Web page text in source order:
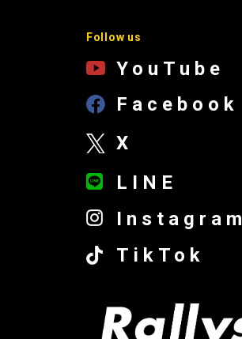
Follow us
YouTube
Facebook
X
LINE
Instagram
TikTok